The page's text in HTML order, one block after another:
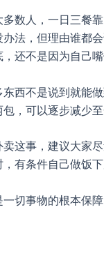
多数人，一日三餐
法，但理由谁都
还不是因为自己嘴
西不是说到就能
，可以逐步减少
卖这事，建议大家
有条件自己做饭
切事物的根本保